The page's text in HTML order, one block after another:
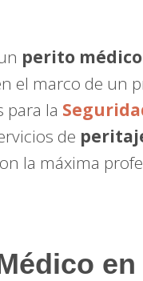
perito médico
el marco de un
para la
de
la máxima